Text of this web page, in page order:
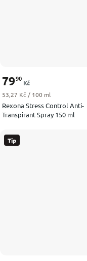
Rexona Stress Control Anti-
Transpirant Spray 150 ml
7990
Kč
Měrná cena:
53,27 Kč / 100 ml
Tip